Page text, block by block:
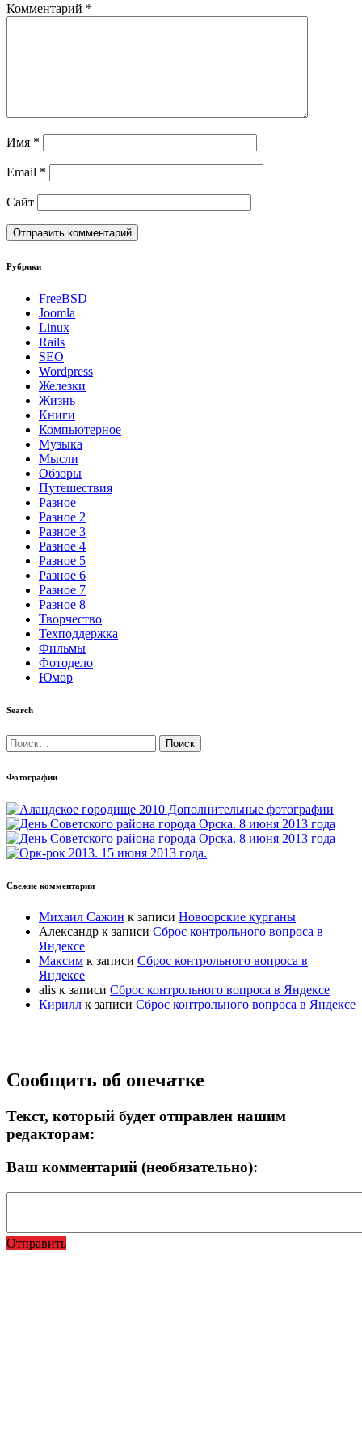
Комментарий *
Имя *
Email *
Сайт
Рубрики
FreeBSD
Joomla
Linux
Rails
SEO
Wordpress
Железки
Жизнь
Книги
Компьютерное
Музыка
Мысли
Обзоры
Путешествия
Разное
Разное 2
Разное 3
Разное 4
Разное 5
Разное 6
Разное 7
Разное 8
Творчество
Техподдержка
Фильмы
Фотодело
Юмор
Search
Найти:
Фотографии
Свежие комментарии
Михаил Сажин к записи Новоорские курганы
Александр к записи Сброс контрольного вопроса в
Яндексе
Максим к записи Сброс контрольного вопроса в
Яндексе
alis к записи Сброс контрольного вопроса в Яндексе
Кирилл к записи Сброс контрольного вопроса в Яндексе
Прокрутка
вверх
Сообщить об опечатке
Текст, который будет отправлен нашим
редакторам:
Ваш комментарий (необязательно):
Отправить